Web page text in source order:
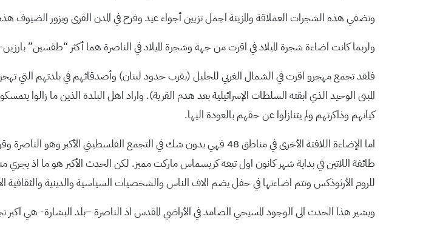
وتضفي هذه الشجرات العملاقة والمزينة اجمل تزيين أجواء عيد وفرح في المدن القرى ويزور الضيوف
ولربما كانت اضاءة شجرة الميلاد في اقرت من جهة وشجرة الميلاد في الناصرة هما أكثر “طقسين”
المبنى الوحيد الذي ابقته السلطات الإسرائيلية بعد هدم القرية). واراد اهل البلدة الذين ما
كيانهم وذاكرتهم ولم يتنازلوا عن حقهم بالعودة اليها.
اما الإضاءة اللافتة الأخرى في مناطق 48 فهي بدون شك في التجمع
طائفة اللاتين في بداية شهر كانون اول تبعه كريسماس ماركت مميز. لكن الحدث الأكبر هو ما اذ
للروم الأرثوذكس وتتم اضاءتها في حفل يضم الاف الناس والشخصيات السياسية والدينية والثقافية
ويشير هذا الحدث الى الوجود المسيحي الصامد في الأراضي المقدس اذ الناصرة –بلد البشارة- هي